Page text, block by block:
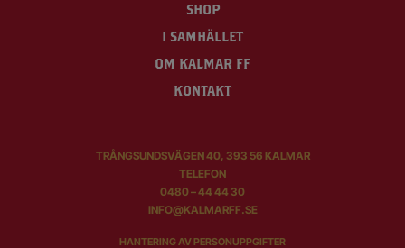
SHOP
I SAMHÄLLET
OM KALMAR FF
KONTAKT
TRÅNGSUNDSVÄGEN 40, 393 56 KALMAR
TELEFON
0480 – 44 44 30
INFO@KALMARFF.SE
HANTERING AV PERSONUPPGIFTER